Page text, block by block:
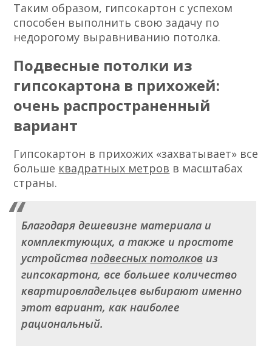
Таким образом, гипсокартон с успехом
способен выполнить свою задачу по
недорогому выравниванию потолка.
Подвесные потолки из
гипсокартона в прихожей:
очень распространенный
вариант
Гипсокартон в прихожих «захватывает» все
больше квадратных метров в масштабах
страны.
Благодаря дешевизне материала и
комплектующих, а также и простоте
устройства подвесных потолковиз
гипсокартона, все большее количество
квартировладельцев выбирают именно
этот вариант, как наиболее
рациональный.